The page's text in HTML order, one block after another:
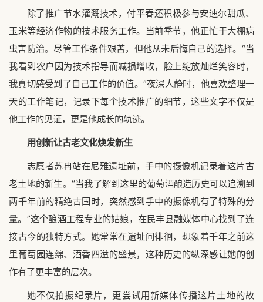
除了推广节水灌溉技术，付平春还积极参与安迪尔甜瓜、
玉米等经济作物的技术服务工作。当前季节，他正忙于大棚病
虫害防治。尽管工作条件艰苦，但他从未后悔自己的选择。“当
我看到农户因为技术指导而减损增收，脸上绽放灿烂笑容时，
我真切感受到了自己工作的价值。”夜深人静时，他喜欢整理一
天的工作笔记，记录下每个技术推广的细节，这些文字不仅是
他工作的见证，更是他成长的轨迹。
用创新让古老文化焕发新生
志愿者苏冉站在尼雅遗址前，手中的摄像机记录着这片古
老土地的新生。“当我了解到这里的葡萄酒酿造历史可以追溯到
两千年前的精绝古国时，突然感到手中的摄像机有了特殊的分
量。”这个酿酒工程专业的姑娘，在民丰县融媒体中心找到了连
接古今的独特方式。她常常在遗址间徘徊，想象着千年之前这
里葡萄园连绵、酒香四溢的盛景，这种历史的纵深感让她的创
作有了更丰富的层次。
她不仅拍摄纪录片，更尝试用新媒体传播这片土地的故